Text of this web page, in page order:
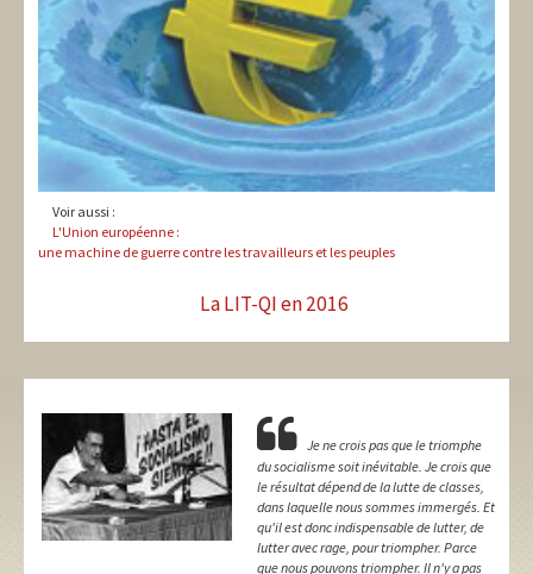
Voir aussi :
L'Union européenne :
une machine de guerre contre les travailleurs et les peuples
La LIT-QI en 2016
Je ne crois pas que le triomphe
du socialisme soit inévitable. Je crois que
le résultat dépend de la lutte de classes,
dans laquelle nous sommes immergés. Et
qu'il est donc indispensable de lutter, de
lutter avec rage, pour triompher. Parce
que nous pouvons triompher. Il n'y a pas